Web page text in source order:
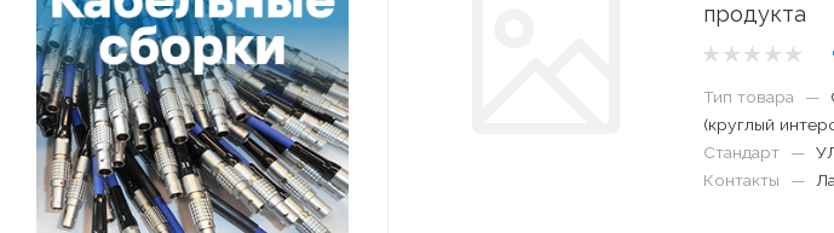
продукта
Тип товара —
(круглый
Стандарт
—
Контакты
—